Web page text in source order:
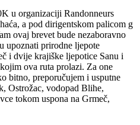
u organizaciji Randonneurs
a pod dirigentskom palicom g
ovaj brevet bude nezaboravno
upoznati prirodne ljepote
i dvije krajiške ljepotice Sanu i
ova ruta prolazi. Za one
bitno, preporučujem i usputne
Ostrožac, vodopad Blihe,
tokom uspona na Grmeč,